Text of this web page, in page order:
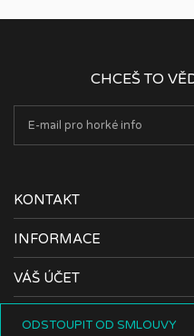
CHCEŠ TO
KONTAKT
INFORMACE
VÁŠ ÚČET
ODSTOUPIT OD SMLOUVY